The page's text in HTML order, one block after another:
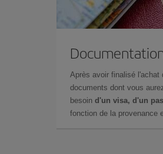
Après avoir finalisé l'achat
documents dont vous
besoin d'un visa, d'un
fonction de la provenance